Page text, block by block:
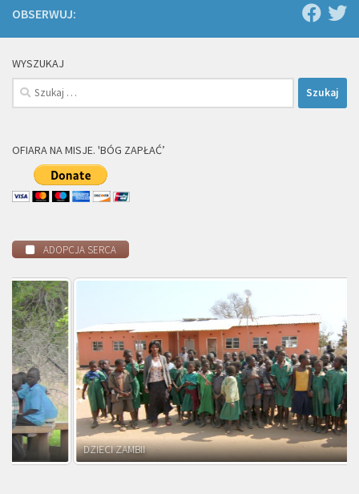
OBSERWUJ:
WYSZUKAJ
Szukaj:
OFIARA NA MISJE. 'BÓG ZAPŁAĆ’
ADOPCJA SERCA
DZIECI ZAMBII